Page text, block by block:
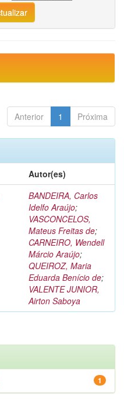
Anterior 1 Próxima
Autor(es)
BANDEIRA, Carlos
Idelfo Araújo;
VASCONCELOS,
Mateus Freitas de;
CARNEIRO, Wendell
Márcio Araújo;
QUEIROZ, Maria
Eduarda Benício de;
VALENTE JUNIOR,
Airton Saboya
1